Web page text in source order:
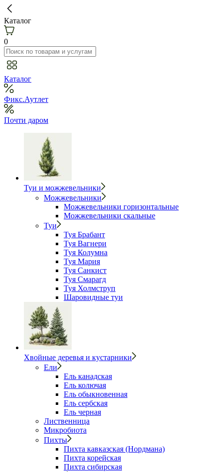
Каталог
0
Каталог
Фикс.Аутлет
Почти даром
Туи и можжевельники
Можжевельники
Можжевельники горизонтальные
Можжевельники скальные
Туи
Туя Брабант
Туя Вагнери
Туя Колумна
Туя Мария
Туя Санкист
Туя Смарагд
Туя Холмструп
Шаровидные туи
Хвойные деревья и кустарники
Ели
Ель канадская
Ель колючая
Ель обыкновенная
Ель сербская
Ель черная
Лиственница
Микробиота
Пихты
Пихта кавказская (Нордмана)
Пихта корейская
Пихта сибирская